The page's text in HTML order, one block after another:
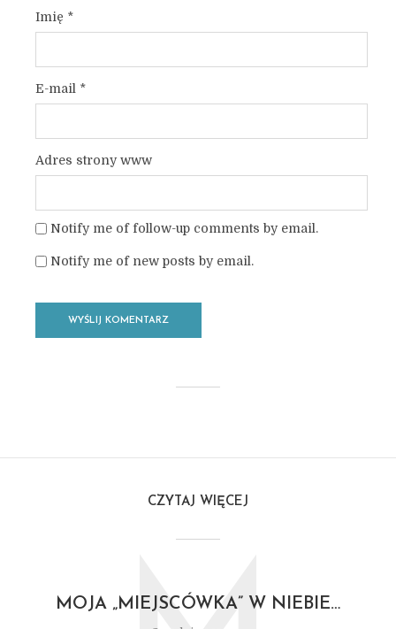
Imię *
E-mail *
Adres strony www
Notify me of follow-up comments by email.
Notify me of new posts by email.
CZYTAJ WIĘCEJ
MOJA „MIEJSCÓWKA” W NIEBIE…